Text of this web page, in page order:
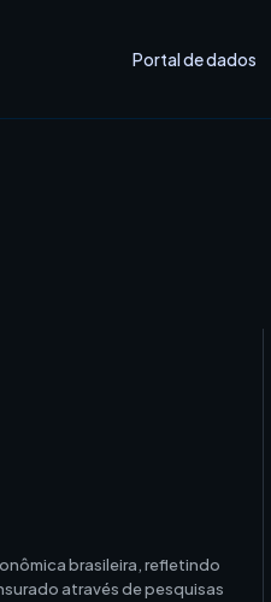
Portal de dados
brasileira, refletindo
através de pesquisas